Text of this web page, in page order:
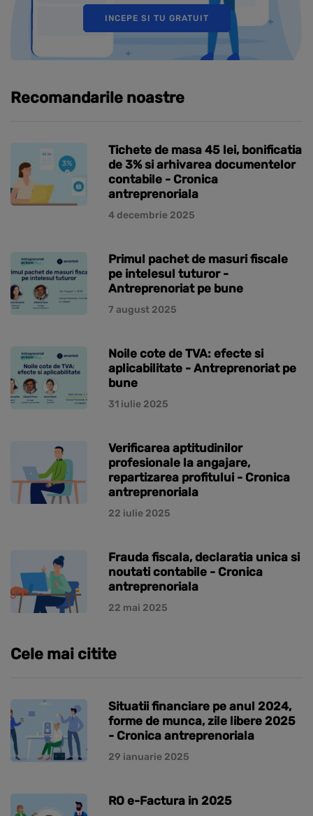
INCEPE SI TU GRATUIT
Recomandarile noastre
Tichete de masa 45 lei, bonificatia
de 3% si arhivarea documentelor
contabile - Cronica
antreprenoriala
4 decembrie 2025
Primul pachet de masuri fiscale
pe intelesul tuturor -
Antreprenoriat pe bune
7 august 2025
Noile cote de TVA: efecte si
aplicabilitate - Antreprenoriat pe
bune
31 iulie 2025
Verificarea aptitudinilor
profesionale la angajare,
repartizarea profitului - Cronica
antreprenoriala
22 iulie 2025
Frauda fiscala, declaratia unica si
noutati contabile - Cronica
antreprenoriala
22 mai 2025
Cele mai citite
Situatii financiare pe anul 2024,
forme de munca, zile libere 2025
- Cronica antreprenoriala
29 ianuarie 2025
RO e-Factura in 2025